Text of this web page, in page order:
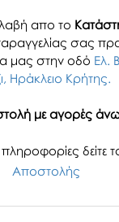
απο το
σας
μας στην οδό Ελ.
Ηράκλειο Κρήτης.
με αγορές
δείτε
Αποστολής